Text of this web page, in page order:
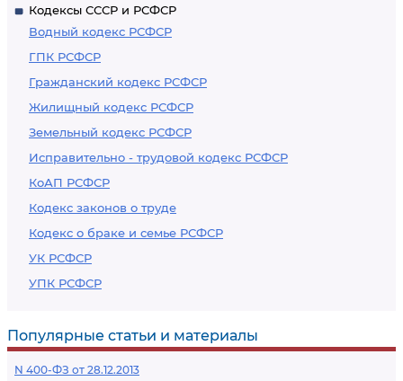
Кодексы СССР и РСФСР
Водный кодекс РСФСР
ГПК РСФСР
Гражданский кодекс РСФСР
Жилищный кодекс РСФСР
Земельный кодекс РСФСР
Исправительно - трудовой кодекс РСФСР
КоАП РСФСР
Кодекс законов о труде
Кодекс о браке и семье РСФСР
УК РСФСР
УПК РСФСР
Популярные статьи и материалы
N 400-ФЗ от 28.12.2013